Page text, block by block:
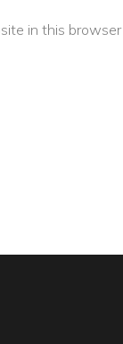
in this